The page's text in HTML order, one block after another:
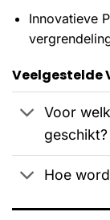
Innovatieve
Veelgestelde
Voor
geschikt?
Hoe